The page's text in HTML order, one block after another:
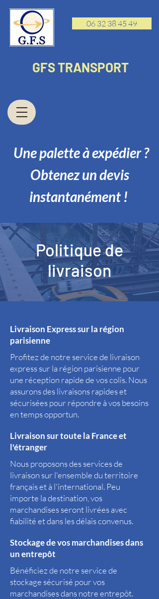
06 32 38 45 49
Une palette à expédier ?
Obtenez un devis
instantanément !
GFS TRANSPORT
Politique de
livraison
Livraison Express sur la région
parisienne
Profitez de notre service de livraison
express sur la région parisienne pour
une réception rapide de vos colis. Nous
assurons des livraisons rapides et
sécurisées pour répondre à vos besoins
en temps opportun.
Livraison sur toute la France et
l'étranger
Nous proposons des services de
livraison sur l'ensemble du territoire
français et à l'international. Peu
importe la destination, vos
marchandises seront livrées avec
fiabilité et dans les délais convenus.
Stockage de vos marchandises dans
un entrepôt
Bénéficiez de notre service de
stockage sécurisé pour vos
marchandises dans notre entrepôt.